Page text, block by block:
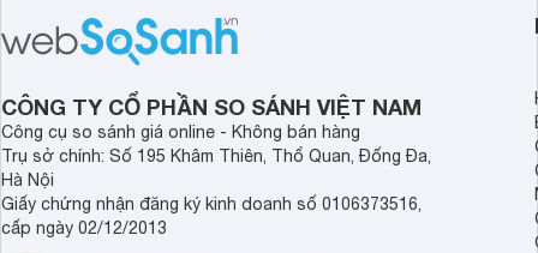
CÔNG TY CỔ PHẦN SO SÁNH VIỆT NAM
Công cụ so sánh giá online - Không bán hàng
Trụ sở chính: Số 195 Khâm Thiên, Thổ Quan, Đống Đa,
Hà Nội
Giấy chứng nhận đăng ký kinh doanh số 0106373516,
cấp ngày 02/12/2013